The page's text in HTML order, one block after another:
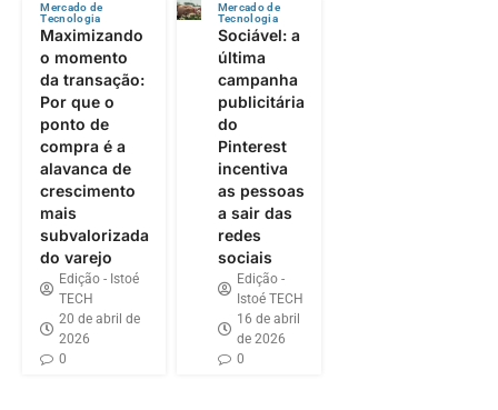
Mercado de
Tecnologia
Maximizando
o momento
da transação:
Por que o
ponto de
compra é a
alavanca de
crescimento
mais
subvalorizada
do varejo
Edição - Istoé
TECH
20 de abril de
2026
0
Mercado de
Tecnologia
Sociável: a
última
campanha
publicitária
do
Pinterest
incentiva
as pessoas
a sair das
redes
sociais
Edição -
Istoé TECH
16 de abril
de 2026
0